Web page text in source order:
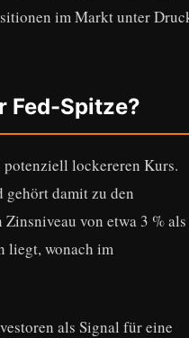
im Markt unter
Fed-Spitze?
lockereren Kurs.
damit zu den
von etwa 3 % als
liegt, wonach im
als Signal für eine